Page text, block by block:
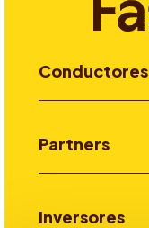
Conductores
Partners
Inversores